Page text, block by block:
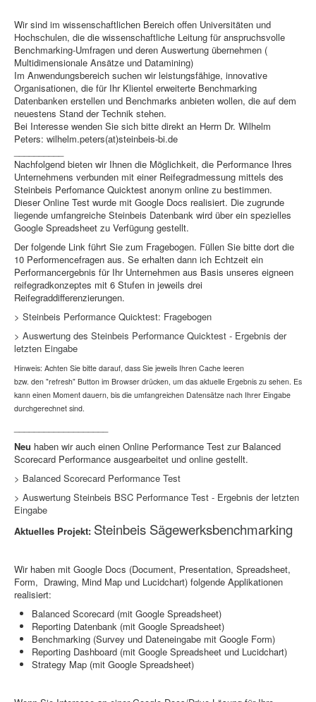
Wir sind im wissenschaftlichen Bereich offen Universitäten und
Hochschulen, die die wissenschaftliche Leitung für anspruchsvolle
Benchmarking-Umfragen und deren Auswertung übernehmen (
Multidimensionale Ansätze und Datamining)
Im Anwendungsbereich suchen wir leistungsfähige, innovative
Organisationen, die für Ihr Klientel erweiterte Benchmarking
Datenbanken erstellen und Benchmarks anbieten wollen, die auf dem
neuestens Stand der Technik stehen.
Bei Interesse wenden Sie sich bitte direkt an Herrn Dr. Wilhelm
Peters: wilhelm.peters(at)steinbeis-bi.de
Nachfolgend bieten wir Ihnen die Möglichkeit, die Performance Ihres
Unternehmens verbunden mit einer Reifegradmessung mittels des
Steinbeis Perfomance Quicktest anonym online zu bestimmen.
Dieser Online Test wurde mit Google Docs realisiert. Die zugrunde
liegende umfangreiche Steinbeis Datenbank wird über ein spezielles
Google Spreadsheet zu Verfügung gestellt.
Der folgende Link führt Sie zum Fragebogen. Füllen Sie bitte dort die
10 Performencefragen aus. Se erhalten dann ich Echtzeit ein
Performancergebnis für Ihr Unternehmen aus Basis unseres eigneen
reifegradkonzeptes mit 6 Stufen in jeweils drei
Reifegraddifferenzierungen.
> Steinbeis Performance Quicktest: Fragebogen
> Auswertung des Steinbeis Performance Quicktest - Ergebnis der
letzten Eingabe
Hinweis: Achten Sie bitte darauf, dass Sie jeweils Ihren Cache leeren
bzw. den "refresh" Button im Browser drücken, um das aktuelle Ergebnis zu sehen. Es
kann einen Moment dauern, bis die umfangreichen Datensätze nach Ihrer Eingabe
durchgerechnet sind.
Neu haben wir auch einen Online Performance Test zur Balanced
Scorecard Performance ausgearbeitet und online gestellt.
> Balanced Scorecard Performance Test
> Auswertung Steinbeis BSC Performance Test - Ergebnis der letzten
Eingabe
Aktuelles Projekt: Steinbeis Sägewerksbenchmarking
Wir haben mit Google Docs (Document, Presentation, Spreadsheet,
Form, Drawing, Mind Map und Lucidchart) folgende Applikationen
realisiert:
Balanced Scorecard (mit Google Spreadsheet)
Reporting Datenbank (mit Google Spreadsheet)
Benchmarking (Survey und Dateneingabe mit Google Form)
Reporting Dashboard (mit Google Spreadsheet und Lucidchart)
Strategy Map (mit Google Spreadsheet)